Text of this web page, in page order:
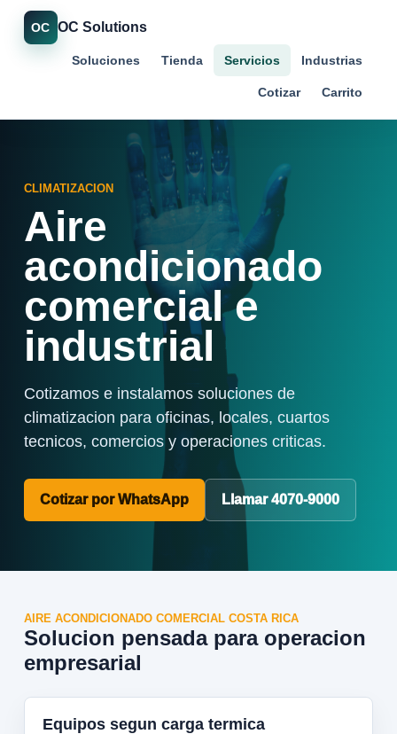
OC OC Solutions
Soluciones Tienda Servicios Industrias
Cotizar Carrito
CLIMATIZACION
Aire
acondicionado
comercial e
industrial
Cotizamos e instalamos soluciones de
climatizacion para oficinas, locales, cuartos
tecnicos, comercios y operaciones criticas.
Cotizar por WhatsApp Llamar4070-9000
AIRE ACONDICIONADO COMERCIAL COSTA RICA
Solucion pensada para operacion
empresarial
Equipos segun carga termica